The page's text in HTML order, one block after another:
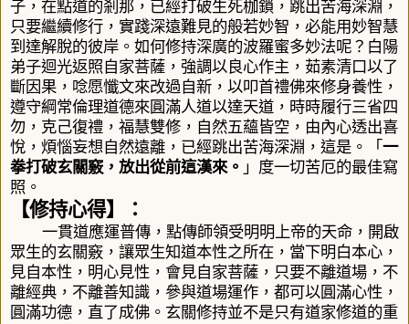
子，在點道的剎那，已經打破生死枷鎖，跳出苦海深淵，
只要繼續修行，實踐深遠難見的般若妙智，必能用妙智慧
到達解脫的彼岸。如何修持深廣的波羅蜜多妙法呢？白陽
弟子迴光返照自家菩薩，強調以良心作主，茹素清口以了
斷因果，唸愿懺文來改過自新，以叩首禮佛來修身養性，
遵守綱常倫理道德來圓滿人道以達天道，時時履行三省四
勿，克己復禮，福慧雙修，自然五蘊皆空，由內心透出喜
悅，煩惱妄想自然遠離，已經跳出苦海深淵，這是。「 一
拳打破玄關竅，放出從前這漢來。 」 度一切苦厄的最佳寫
照。
【修持心得】：
一貫道應運普傳，點傳師領受明明上帝的天命，開啟
眾生的玄關竅，讓眾生知道本性之所在，當下明白本心，
見自本性，明心見性，會見自家菩薩，只要不離道場，不
離經典，不離善知識，參與道場運作，都可以圓滿心性，
圓滿功德，直了成佛。玄關修持並不是只有道家修道的重